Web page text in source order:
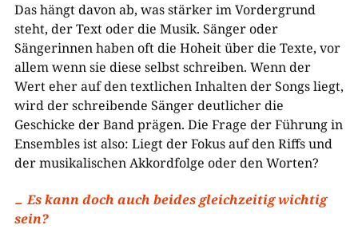
Das hängt davon ab, was stärker im Vordergrund
steht, der Text oder die Musik. Sänger oder
Sängerinnen haben oft die Hoheit über die Texte, vor
allem wenn sie diese selbst schreiben. Wenn der
Wert eher auf den textlichen Inhalten der Songs liegt,
wird der schreibende Sänger deutlicher die
Geschicke der Band prägen. Die Frage der Führung in
Ensembles ist also: Liegt der Fokus auf den Riffs und
der musikalischen Akkordfolge oder den Worten?
Es kann doch auch beides gleichzeitig wichtig
sein?